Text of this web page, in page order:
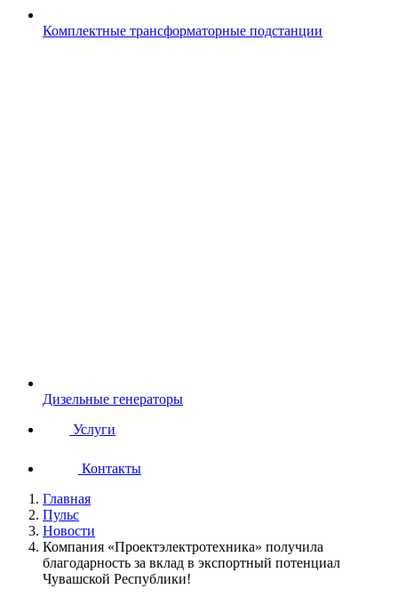
Комплектные трансформаторные подстанции
Дизельные генераторы
Услуги
Контакты
Главная
Пульс
Новости
Компания «Проектэлектротехника» получила
благодарность за вклад в экспортный потенциал
Чувашской Республики!